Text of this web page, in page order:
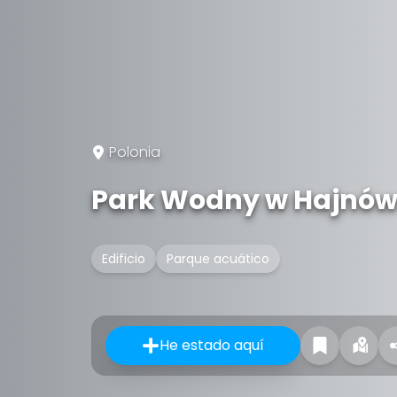
Polonia
Park Wodny w
Edificio Parque acuático
He estado aquí